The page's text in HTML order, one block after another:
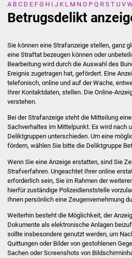
A B C D E F G H I J K L M N O P Q R S T U V
Betrugsdelikt
Sie können eine Strafanzeige stellen, ganz
eine Straftat bezeugen können oder
Bearbeitung wird durch die Auswahl des
Ereignis zugetragen hat, gefördert. Eine
telefonisch, online und auf der Wache,
Ihrer Kontaktdaten, stellen. Die Online-
verstehen.
Bei der Strafanzeige steht die Mitteilung
Sachverhaltes im Mittelpunkt. Es wird nach
Deliktgruppen unterschieden. Um eine
fördern, wählen Sie bitte die Deliktgruppe
Wenn Sie eine Anzeige erstatten, sind Sie
Strafverfahren. Ungeachtet Ihrer online
erforderlich sein, Sie im Rahmen der
hierfür zuständige Polizeidienststelle
Ihnen persönlich eine Zeugenvernehmung
Weiterhin besteht die Möglichkeit, der
Dokumente als elektronische Anlagen
sollte insbesondere genutzt werden, um
Quittungen oder Bilder von gestohlenen
Sachen oder Screenshots von